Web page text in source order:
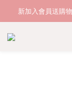
新加入會員送購
新加入會員送購
滿1500